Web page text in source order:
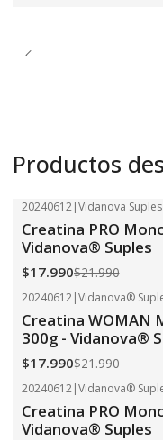
Productos
-18% OFF
20240612|Vidanova Suples
Creatina PRO
Vidanova® Suples
$17.990$21.990
-18% OFF
20240612|Vidanova®
Creatina WOMAN
300g - Vidanova®
$17.990$21.990
-18% OFF
20240612|Vidanova®
Creatina PRO
Vidanova® Suples